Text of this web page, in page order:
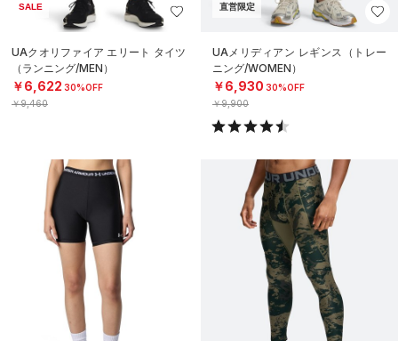
SALE
UAクオリファイア エリート タイツ
（ランニング/MEN）
￥6,622 30%OFF
￥9,460
直営限定
UAメリディアン レギンス（トレー
ニング/WOMEN）
￥6,930 30%OFF
￥9,900